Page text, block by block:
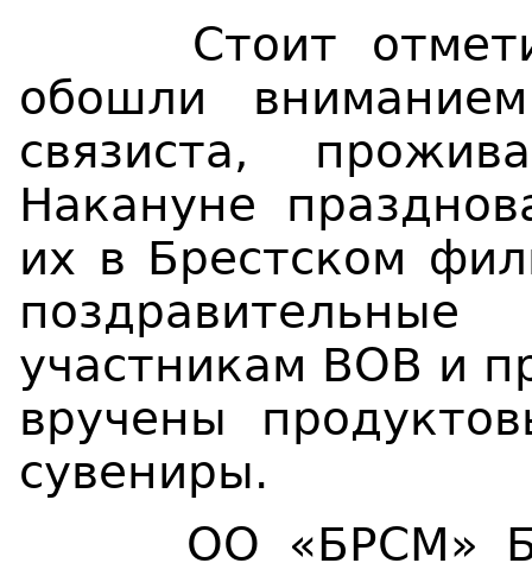
Стоит
обошли
связиста,
Накануне
их в Брестском
участникам ВОВ и
вручены
сувениры.
ОО «БРСМ»